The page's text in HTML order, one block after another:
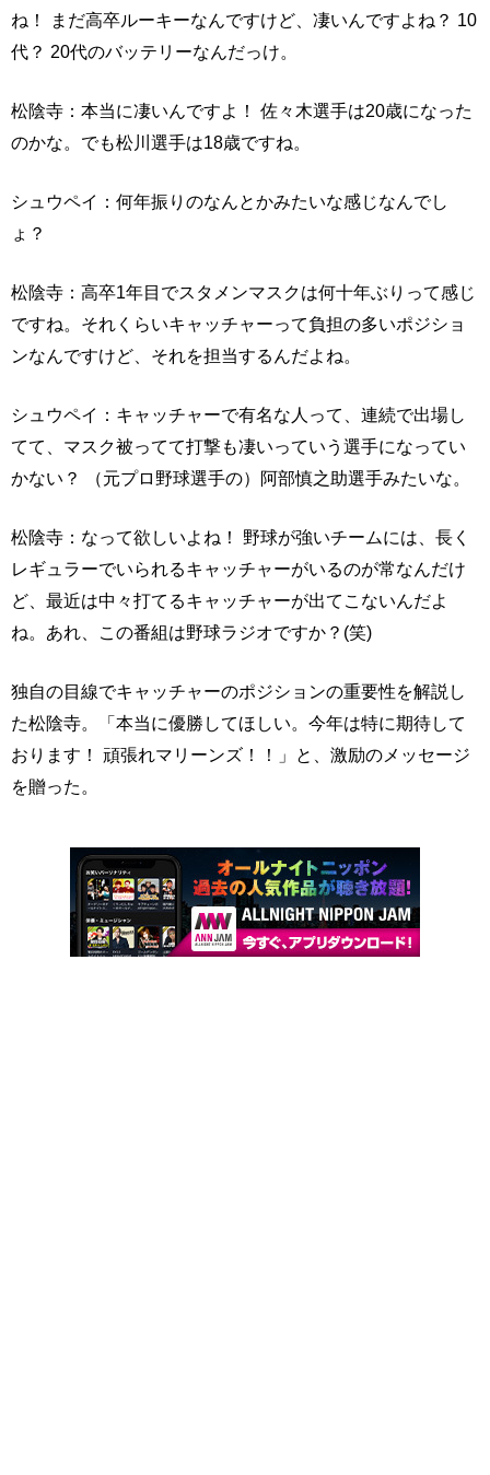
ね！ まだ高卒ルーキーなんですけど、凄いんですよね？ 10
代？ 20代のバッテリーなんだっけ。
松陰寺：本当に凄いんですよ！ 佐々木選手は20歳になった
のかな。でも松川選手は18歳ですね。
シュウペイ：何年振りのなんとかみたいな感じなんでし
ょ？
松陰寺：高卒1年目でスタメンマスクは何十年ぶりって感じ
ですね。それくらいキャッチャーって負担の多いポジショ
ンなんですけど、それを担当するんだよね。
シュウペイ：キャッチャーで有名な人って、連続で出場し
てて、マスク被ってて打撃も凄いっていう選手になってい
かない？ （元プロ野球選手の）阿部慎之助選手みたいな。
松陰寺：なって欲しいよね！ 野球が強いチームには、長く
レギュラーでいられるキャッチャーがいるのが常なんだけ
ど、最近は中々打てるキャッチャーが出てこないんだよ
ね。あれ、この番組は野球ラジオですか？(笑)
独自の目線でキャッチャーのポジションの重要性を解説し
た松陰寺。「本当に優勝してほしい。今年は特に期待して
おります！ 頑張れマリーンズ！！」と、激励のメッセージ
を贈った。